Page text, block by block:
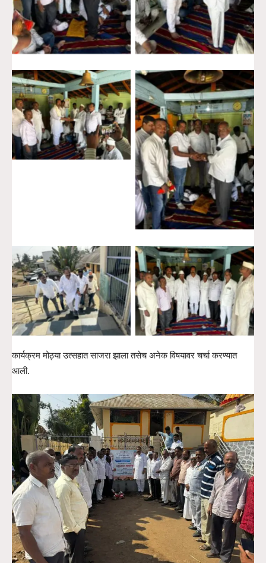
No Caption
No Caption
No Caption No Caption
कार्यक्रम मोठ्या उत्सहात साजरा झाला तसेच अनेक विषयावर चर्चा करण्यात
आली.